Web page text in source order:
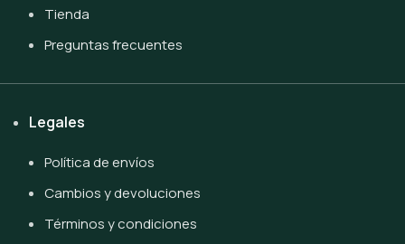
Tienda
Preguntas frecuentes
Legales
Política de envíos
Cambios y devoluciones
Términos y condiciones